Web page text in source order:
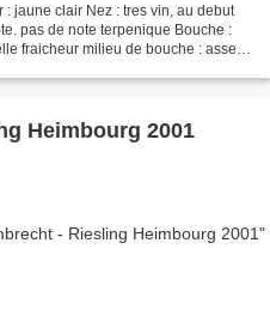
jaune clair Nez : tres vin, au debut
pas de note terpenique Bouche :
fraicheur milieu de bouche : assez
Heimbourg 2001